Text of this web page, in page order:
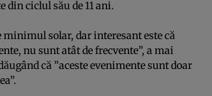
ciclul său de 11 ani.
minimul solar, dar interesant este că
nu sunt atât de frecvente”, a mai
că ”aceste evenimente sunt doar